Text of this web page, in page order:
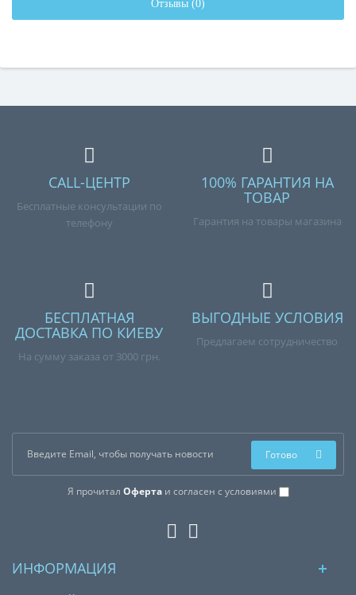
Отзывы (0)
CALL-ЦЕНТР
Бесплатные консультации по
телефону
100% ГАРАНТИЯ НА
ТОВАР
Гарантия на товары магазина
БЕСПЛАТНАЯ
ДОСТАВКА ПО КИЕВУ
На сумму заказа от 3000 грн.
ВЫГОДНЫЕ УСЛОВИЯ
Предлагаем сотрудничество
Я прочитал Офертаи согласен с условиями
Готово
ИНФОРМАЦИЯ